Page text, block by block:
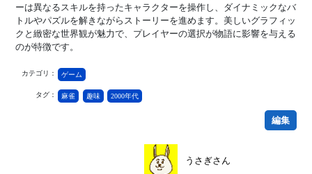
ーは異なるスキルを持ったキャラクターを操作し、ダイナミックなバ
トルやパズルを解きながらストーリーを進めます。美しいグラフィッ
クと緻密な世界観が魅力で、プレイヤーの選択が物語に影響を与える
のが特徴です。
カテゴリ： ゲーム
タグ： 麻雀 趣味 2000年代
編集
うさぎさん